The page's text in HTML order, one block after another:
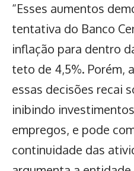
“Esses aumentos
tentativa do Banco
inflação para dentro
teto de 4,5%. Porém,
essas decisões recai
inibindo
empregos, e pode
continuidade das